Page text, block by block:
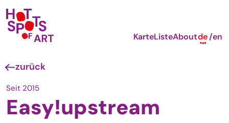
KarteListeAboutde en
zurück
Seit 2015
Easy!upstream